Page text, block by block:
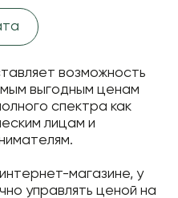
возможность
выгодным ценам
спектра как
лицам и
магазине, у
управлять ценой на